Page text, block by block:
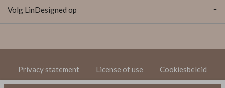
Volg LinDesigned op
Privacy statement License of use Cookiesbeleid